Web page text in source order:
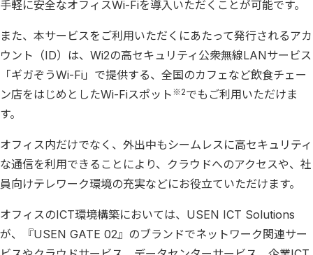
手軽に安全なオフィスWi-Fiを導入いただくことが可能です。
また、本サービスをご利用いただくにあたって発行されるアカ
ウント（ID）は、Wi2の高セキュリティ公衆無線LANサービス
「ギガぞうWi-Fi」で提供する、全国のカフェなど飲食チェー
ン店をはじめとしたWi-Fiスポット ※2でもご利用いただけま
す。
オフィス内だけでなく、外出中もシームレスに高セキュリティ
な通信を利用できることにより、クラウドへのアクセスや、社
員向けテレワーク環境の充実などにお役立ていただけます。
オフィスのICT環境構築においては、USEN ICT Solutions
が、『USEN GATE 02』のブランドでネットワーク関連サー